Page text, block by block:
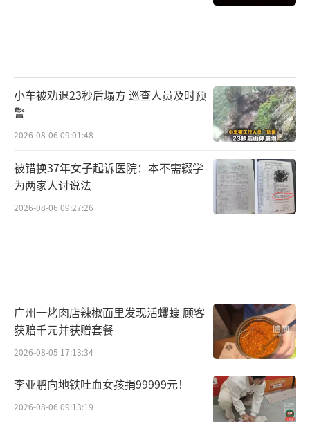
小车被劝退23秒后塌方 巡查人员及时预
警
2026-08-06 09:01:48
被错换37年女子起诉医院：本不需辍学
为两家人讨说法
2026-08-06 09:27:26
广州一烤肉店辣椒面里发现活蠼螋 顾客
获赔千元并获赠套餐
2026-08-05 17:13:34
李亚鹏向地铁吐血女孩捐99999元！
2026-08-06 09:13:19